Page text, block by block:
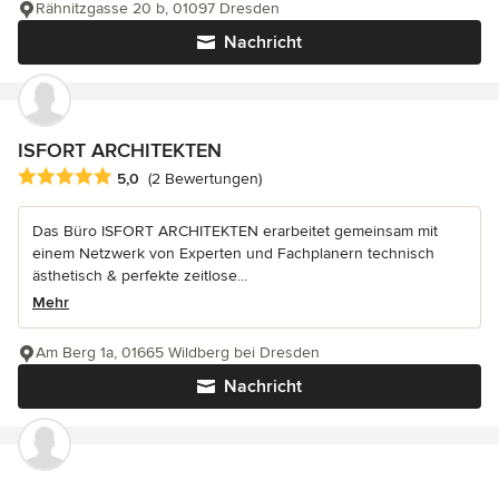
Nachricht
Rähnitzgasse 20 b, 01097 Dresden
ISFORT ARCHITEKTEN
Durchschnittliche Bewertung: 5 von 5 Sternen
5,0 (2 Bewertungen)
Das Büro ISFORT ARCHITEKTEN erarbeitet gemeinsam mit
einem Netzwerk von Experten und Fachplanern technisch
ästhetisch & perfekte zeitlose...
Mehr
Nachricht
Am Berg 1a, 01665 Wildberg bei Dresden